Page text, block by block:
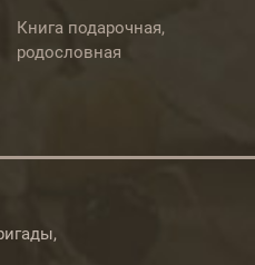
Книга подарочная,
родословная